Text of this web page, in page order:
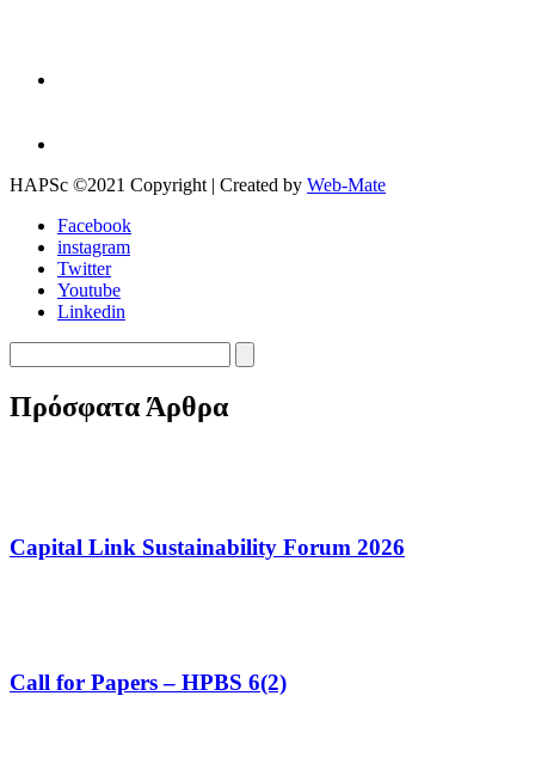
HAPSc ©2021 Copyright | Created by Web-Mate
Facebook
instagram
Twitter
Youtube
Linkedin
Πρόσφατα Άρθρα
Capital Link Sustainability Forum 2026
Call for Papers – HPBS 6(2)